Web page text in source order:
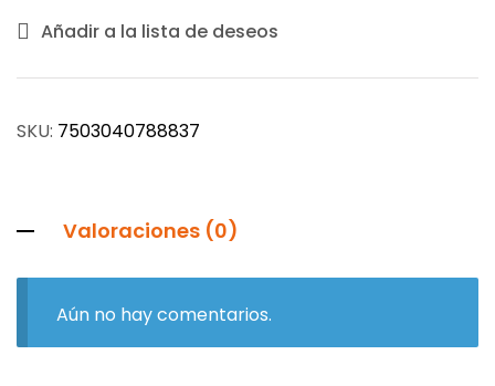
Añadir a la lista de deseos
SKU: 7503040788837
Valoraciones (0)
Aún no hay comentarios.